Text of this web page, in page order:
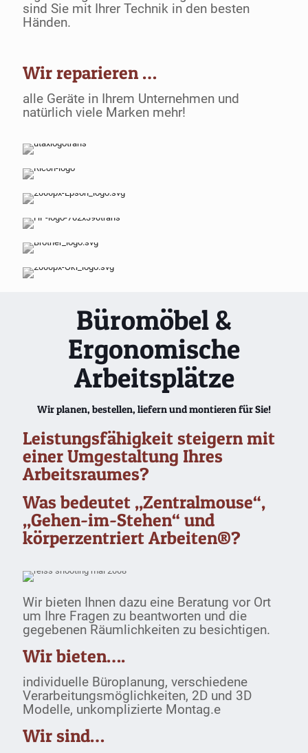
sind Sie mit Ihrer Technik in den besten
Händen.
Wir reparieren …
alle Geräte in Ihrem Unternehmen und
natürlich viele Marken mehr!
Büromöbel &
Ergonomische
Arbeitsplätze
Wir planen, bestellen, liefern und montieren für Sie!
Leistungsfähigkeit steigern mit
einer Umgestaltung Ihres
Arbeitsraumes?
Was bedeutet „Zentralmouse“,
„Gehen-im-Stehen“ und
körperzentriert Arbeiten®?
Wir bieten Ihnen dazu eine Beratung vor Ort
um Ihre Fragen zu beantworten und die
gegebenen Räumlichkeiten zu besichtigen.
Wir bieten….
individuelle Büroplanung, verschiedene
Verarbeitungsmöglichkeiten, 2D und 3D
Modelle, unkomplizierte Montag.e
Wir sind…